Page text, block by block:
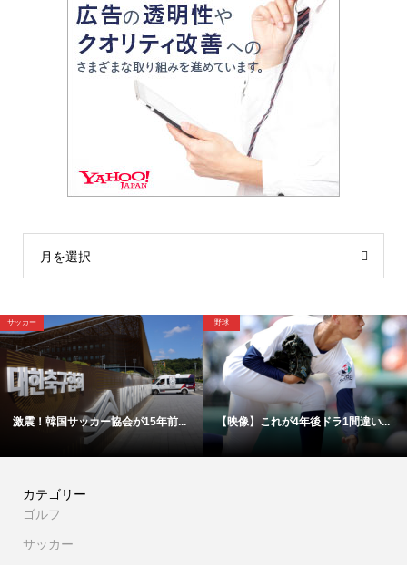
月を選択
サッカー
激震！韓国サッカー協会が15年前...
野球
【映像】これが4年後ドラ1間違い...
カテゴリー
ゴルフ
サッカー